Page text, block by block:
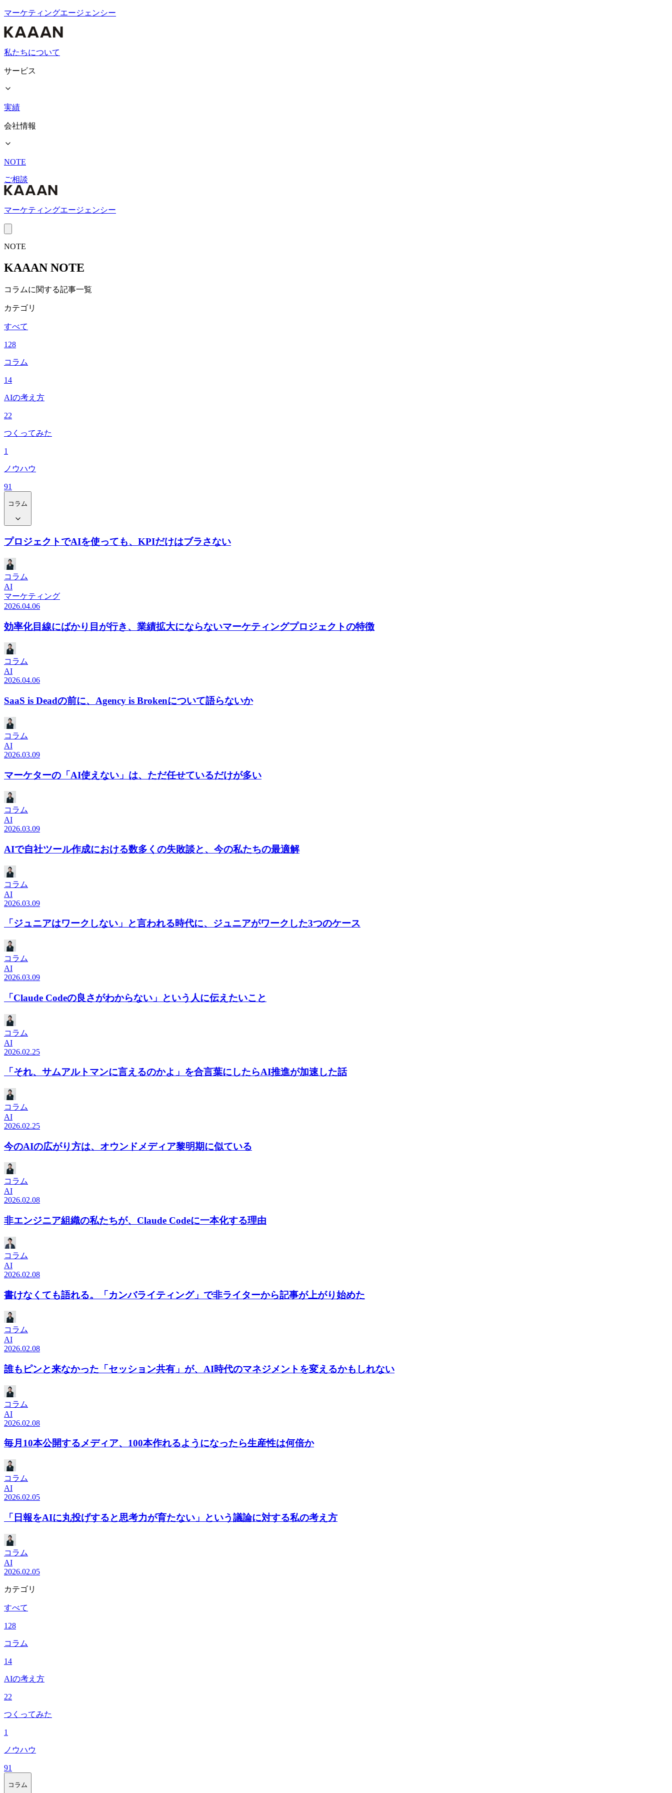
マーケティングエージェンシー
私たちについて
サービス
実績
会社情報
NOTE
ご相談
マーケティングエージェンシー
NOTE
KAAAN NOTE
コラムに関する記事一覧
カテゴリ
すべて
128
コラム
14
AIの考え方
22
つくってみた
1
ノウハウ
91
コラム
プロジェクトでAIを使っても、KPIだけはブラさない
コラム
AI
マーケティング
2026.04.06
効率化目線にばかり目が行き、業績拡大にならないマーケティングプロジェクトの特徴
コラム
AI
2026.04.06
SaaS is Deadの前に、Agency is Brokenについて語らないか
コラム
AI
2026.03.09
マーケターの「AI使えない」は、ただ任せているだけが多い
コラム
AI
2026.03.09
AIで自社ツール作成における数多くの失敗談と、今の私たちの最適解
コラム
AI
2026.03.09
「ジュニアはワークしない」と言われる時代に、ジュニアがワークした3つのケース
コラム
AI
2026.03.09
「Claude Codeの良さがわからない」という人に伝えたいこと
コラム
AI
2026.02.25
「それ、サムアルトマンに言えるのかよ」を合言葉にしたらAI推進が加速した話
コラム
AI
2026.02.25
今のAIの広がり方は、オウンドメディア黎明期に似ている
コラム
AI
2026.02.08
非エンジニア組織の私たちが、Claude Codeに一本化する理由
コラム
AI
2026.02.08
書けなくても語れる。「カンバライティング」で非ライターから記事が上がり始めた
コラム
AI
2026.02.08
誰もピンと来なかった「セッション共有」が、AI時代のマネジメントを変えるかもしれない
コラム
AI
2026.02.08
毎月10本公開するメディア、100本作れるようになったら生産性は何倍か
コラム
AI
2026.02.05
「日報をAIに丸投げすると思考力が育たない」という議論に対する私の考え方
コラム
AI
2026.02.05
カテゴリ
すべて
128
コラム
14
AIの考え方
22
つくってみた
1
ノウハウ
91
コラム